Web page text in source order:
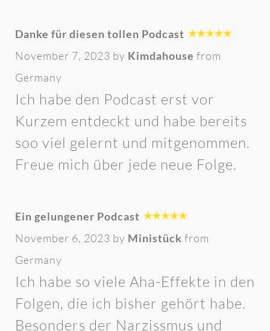
Danke für diesen tollen Podcast
November 7, 2023 by Kimdahouse from
Germany
Ich habe den Podcast erst vor
Kurzem entdeckt und habe bereits
soo viel gelernt und mitgenommen.
Freue mich über jede neue Folge.
Ein gelungener Podcast
November 6, 2023 by Ministück from
Germany
Ich habe so viele Aha-Effekte in den
Folgen, die ich bisher gehört habe.
Besonders der Narzissmus und